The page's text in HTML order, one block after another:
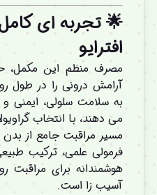
🌟 تجربه ای کامل
افترایو
مصرف منظم این مکمل،
آرامش درونی را در طول
به سلامت سلولی، ایمنی
می دهند، با انتخاب
مسیر مراقبت جامع از
فرمولی علمی، ترکیب
هوشمندانه برای مراقبت
آسیب زا است.